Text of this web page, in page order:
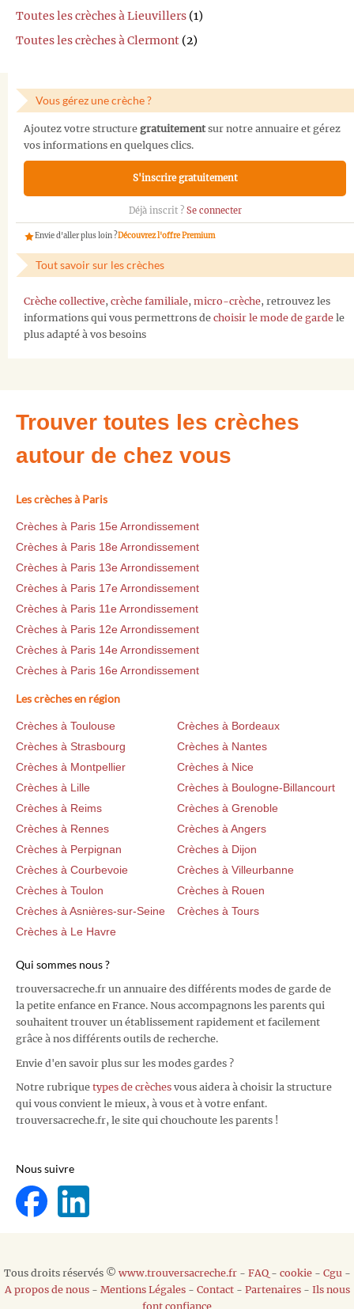
Toutes les crèches à Lieuvillers (1)
Toutes les crèches à Clermont (2)
Vous gérez une crèche ?
Ajoutez votre structure gratuitementsur notre annuaire et gérez
vos informations en quelques clics.
S'inscrire gratuitement
Déjà inscrit ? Se connecter
Envie d'aller plus loin ?Découvrez l'offre Premium
Tout savoir sur les crèches
Crèche collective, crèche familiale, micro-crèche, retrouvez les
informations qui vous permettrons de choisir le mode de garde le
plus adapté à vos besoins
Trouver toutes les crèches
autour de chez vous
Les crèches à Paris
Crèches à Paris 15e Arrondissement
Crèches à Paris 18e Arrondissement
Crèches à Paris 13e Arrondissement
Crèches à Paris 17e Arrondissement
Crèches à Paris 11e Arrondissement
Crèches à Paris 12e Arrondissement
Crèches à Paris 14e Arrondissement
Crèches à Paris 16e Arrondissement
Les crèches en région
Crèches à Toulouse
Crèches à Bordeaux
Crèches à Strasbourg
Crèches à Nantes
Crèches à Montpellier
Crèches à Nice
Crèches à Lille
Crèches à Boulogne-Billancourt
Crèches à Reims
Crèches à Grenoble
Crèches à Rennes
Crèches à Angers
Crèches à Perpignan
Crèches à Dijon
Crèches à Courbevoie
Crèches à Villeurbanne
Crèches à Toulon
Crèches à Rouen
Crèches à Asnières-sur-Seine
Crèches à Tours
Crèches à Le Havre
Qui sommes nous ?
trouversacreche.fr un annuaire des différents modes de garde de
la petite enfance en France. Nous accompagnons les parents qui
souhaitent trouver un établissement rapidement et facilement
grâce à nos différents outils de recherche.
Envie d'en savoir plus sur les modes gardes ?
Notre rubrique types de crèches vous aidera à choisir la structure
qui vous convient le mieux, à vous et à votre enfant.
trouversacreche.fr, le site qui chouchoute les parents !
Nous suivre
Tous droits réservés © www.trouversacreche.fr- FAQ- cookie- Cgu -
A propos de nous- Mentions Légales- Contact- Partenaires- Ils nous
font confiance